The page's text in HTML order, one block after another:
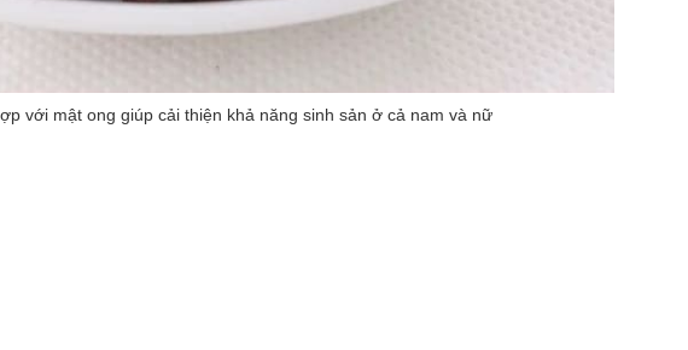
với mật ong giúp cải thiện khả năng sinh sản ở cả nam và nữ